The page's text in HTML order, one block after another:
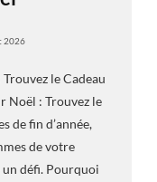
2026
le Cadeau
Noël : Trouvez le
de fin d’année,
de votre
un défi. Pourquoi